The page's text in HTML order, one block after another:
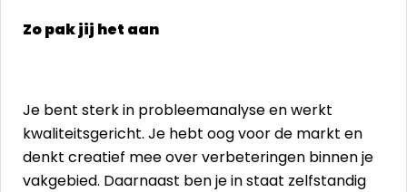
Zo pak jij het aan
Je bent sterk in probleemanalyse en werkt
kwaliteitsgericht. Je hebt oog voor de markt en
denkt creatief mee over verbeteringen binnen je
vakgebied. Daarnaast ben je in staat zelfstandig